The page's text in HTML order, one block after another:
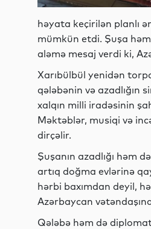
həyata keçirilən planlı
mümkün etdi. Şuşa
aləmə mesaj verdi ki,
Xarıbülbül yenidən
qələbənin və azadlığın
xalqın milli iradəsinin
Məktəblər, musiqi və
dirçəlir.
Şuşanın azadlığı həm
artıq doğma evlərinə
hərbi baxımdan deyil,
Azərbaycan
Qələbə həm də